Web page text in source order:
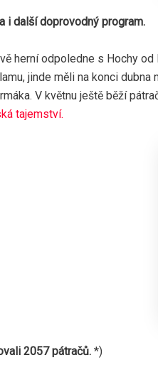
i další doprovodný program.
herní odpoledne s Hochy
jinde měli na konci
V květnu ještě běží
tajemství.
2057 pátračů. *)